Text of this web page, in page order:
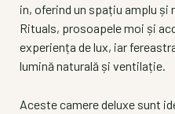
in, oferind un spațiu amplu și
Rituals, prosoapele moi și
experiența de lux, iar
lumină naturală și ventilație.
Aceste camere deluxe sunt